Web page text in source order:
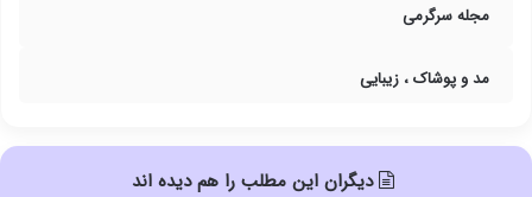
مجله سرگرمی
مد و پوشاک ، زیبایی
دیگران این مطلب را هم دیده اند